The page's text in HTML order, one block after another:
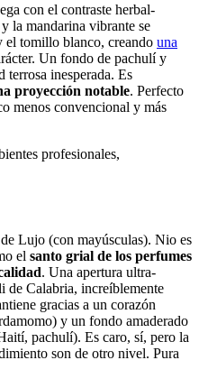
con el contraste herbal-
la mandarina vibrante se
el tomillo blanco, creando una
Un fondo de pachulí y
inesperada. Es
proyección notable. Perfecto
menos convencional y más
profesionales,
Lujo (con mayúsculas). Nio es
el santo grial de los perfumes
. Una apertura ultra-
de Calabria, increíblemente
gracias a un corazón
y un fondo amaderado
pachulí). Es caro, sí, pero la
son de otro nivel. Pura